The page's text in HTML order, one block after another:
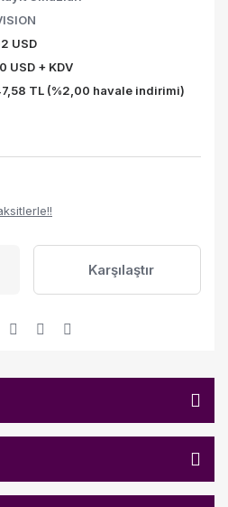
USD
USD + KDV
TL (%2,00 havale indirimi)
Karşılaştır